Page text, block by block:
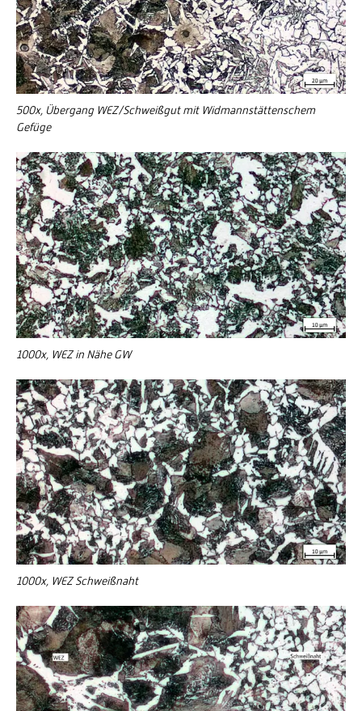
500x, Übergang WEZ/Schweißgut mit Widmannstättenschem
Gefüge
1000x, WEZ in Nähe GW
1000x, WEZ Schweißnaht